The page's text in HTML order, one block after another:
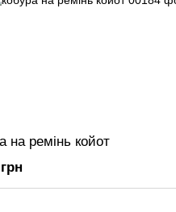
на ремінь койот